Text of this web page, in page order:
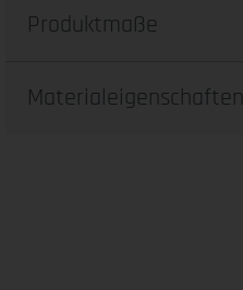
Produktmaße
Materialeigenschaften